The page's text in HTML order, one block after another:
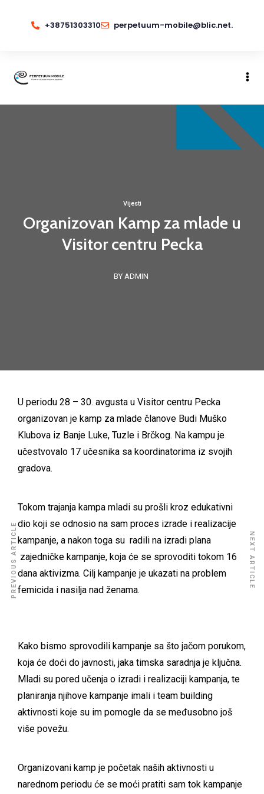
+38751303310 perpetuum-mobile@blic.net.
Vijesti
Organizovan Kamp za mlade u
Visitor centru Pecka
BY ADMIN
U periodu 28 – 30. avgusta u Visitor centru Pecka
organizovan je kamp za mlade članove Budi Muško
Klubova iz Banje Luke, Tuzle i Brčkog. Na kampu je
učestvovalo 17 učesnika sa koordinatorima iz svojih
gradova.
Tokom trajanja kampa mladi su prošli kroz edukativni
dio koji se odnosio na sam proces izrade i realizacije
kampanje, a nakon toga su radili na izradi plana
zajedničke kampanje, koja će se sprovoditi tokom 16
dana aktivizma. Cilj kampanje je ukazati na problem
femicida i nasilja nad ženama.
Kako bismo sprovodili kampanje sa što jačom porukom,
koja će doći do javnosti, jaka timska saradnja je ključna.
Mladi su pored učenja o izradi i realizaciji kampanja, te
planiranja njihove kampanje imali i team building
aktivnosti koje su im pomogle da se međusobno još
više povežu.
Organizovani kamp je početak naših aktivnosti u
narednom periodu će se moći pratiti sam tok kampanje
PREVIOUS ARTICLE NEXT ARTICLE